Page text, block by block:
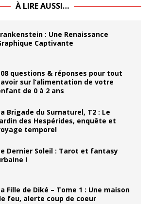
À LIRE AUSSI…
: Une Renaissance
Captivante
questions & réponses pour tout
sur l’alimentation de votre
de 0 à 2 ans
Brigade du Surnaturel, T2 : Le
des Hespérides, enquête et
temporel
Dernier Soleil : Tarot et fantasy
!
Fille de Diké – Tome 1 : Une maison
feu, alerte coup de coeur